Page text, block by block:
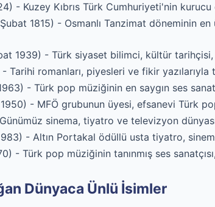
- Kuzey Kıbrıs Türk Cumhuriyeti'nin
1815) - Osmanlı Tanzimat döneminin
1939) - Türk siyaset bilimci, kültür
Tarihi romanları, piyesleri ve fikir yazılarıyla
- Türk pop müziğinin en saygın ses
- MFÖ grubunun üyesi, efsanevi Türk
sinema, tiyatro ve televizyon
- Altın Portakal ödüllü usta tiyatro,
- Türk pop müziğinin tanınmış ses
Dünyaca Ünlü İsimler